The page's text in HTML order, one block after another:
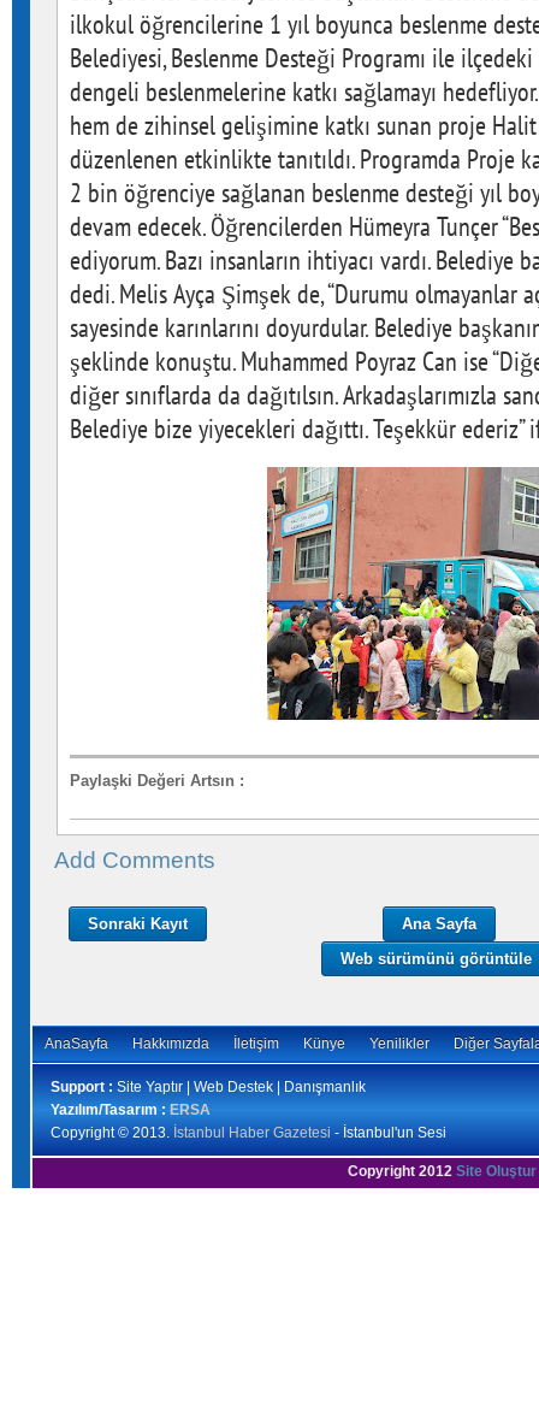
ilkokul öğrencilerine 1 yıl boyunca beslenme
Belediyesi, Beslenme Desteği Programı ile
dengeli beslenmelerine katkı sağlamayı
hem de zihinsel gelişimine katkı sunan proje
düzenlenen etkinlikte tanıtıldı. Programda Proje
2 bin öğrenciye sağlanan beslenme desteği yıl
devam edecek. Öğrencilerden Hümeyra Tunçer
ediyorum. Bazı insanların ihtiyacı vardı. Belediye
dedi. Melis Ayça Şimşek de, “Durumu olmayanlar
sayesinde karınlarını doyurdular. Belediye
şeklinde konuştu. Muhammed Poyraz Can ise
diğer sınıflarda da dağıtılsın. Arkadaşlarımızla
Belediye bize yiyecekleri dağıttı. Teşekkür
Paylaşki Değeri Artsın :
Add Comments
Sonraki Kayıt
Ana Sayfa
Web sürümünü görüntüle
AnaSayfa Hakkımızda İletişim Künye Yenilikler Diğer
Support : Site Yaptır | Web Destek | Danışmanlık
Yazılım/Tasarım : ERSA
Copyright © 2013. İstanbul Haber Gazetesi - İstanbul'un Sesi
Copyright 2012 Site Oluştur